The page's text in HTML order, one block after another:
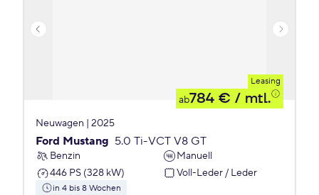
Leasing
ab784 € / mtl.
Neuwagen | 2025
Ford Mustang 5.0 Ti-VCT V8 GT
Benzin
Manuell
446 PS (328 kW)
Voll-Leder / Leder
in 4 bis 8 Wochen